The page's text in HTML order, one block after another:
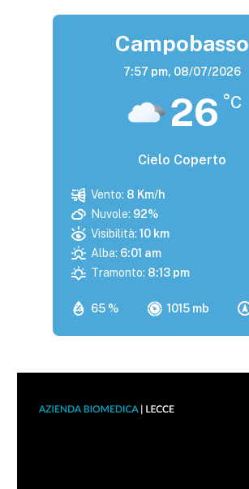
Campobasso
7:57 pm, 08/07/2026
26 °C
Cielo Coperto
65 % 1015 mb
Vento: 8 Km/h
Nuvole: 92%
Visibilità: 10 km
Alba: 6:01 am
Tramonto: 8:13 pm